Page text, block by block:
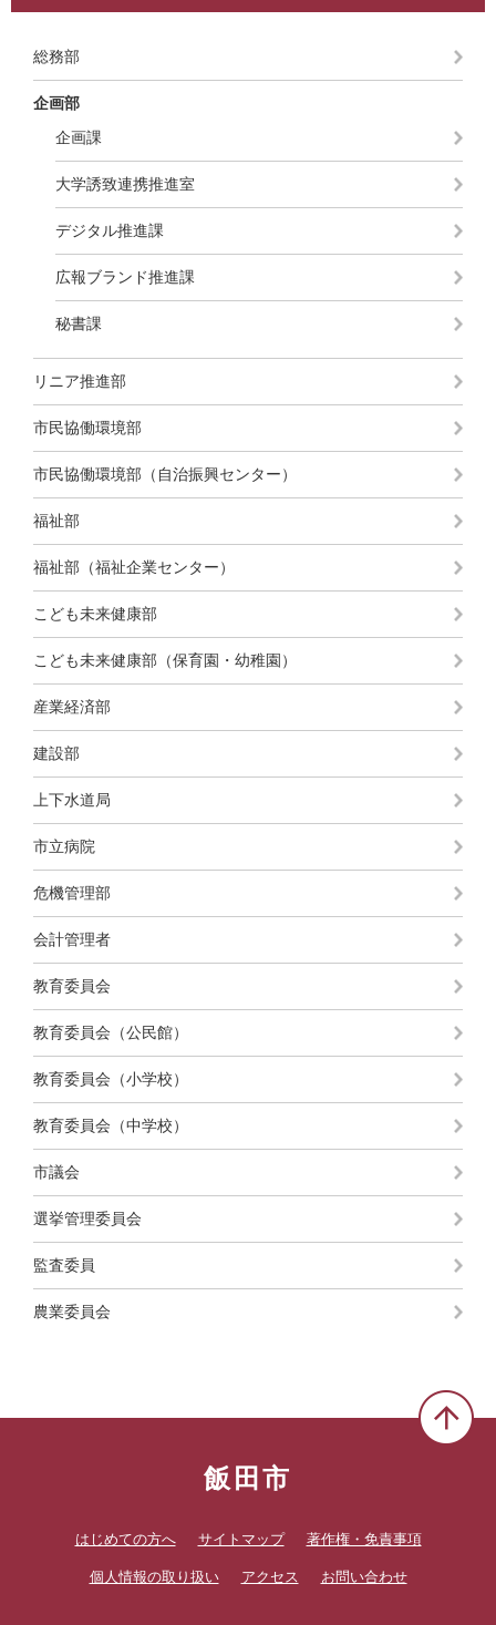
総務部
企画部
企画課
大学誘致連携推進室
デジタル推進課
広報ブランド推進課
秘書課
リニア推進部
市民協働環境部
市民協働環境部（自治振興センター）
福祉部
福祉部（福祉企業センター）
こども未来健康部
こども未来健康部（保育園・幼稚園）
産業経済部
建設部
上下水道局
市立病院
危機管理部
会計管理者
教育委員会
教育委員会（公民館）
教育委員会（小学校）
教育委員会（中学校）
市議会
選挙管理委員会
監査委員
農業委員会
飯田市
はじめての方へ サイトマップ 著作権・免責事項
個人情報の取り扱い アクセス お問い合わせ